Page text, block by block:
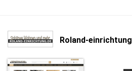
Roland-einrichtung